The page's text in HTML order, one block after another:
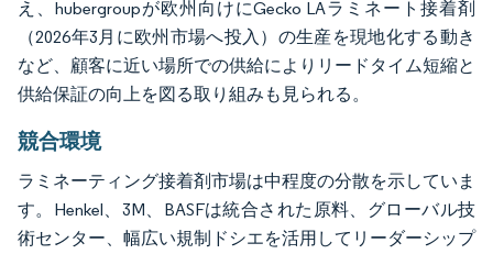
え、hubergroupが欧州向けにGecko LAラミネート接着剤
（2026年3月に欧州市場へ投入）の生産を現地化する動き
など、顧客に近い場所での供給によりリードタイム短縮と
供給保証の向上を図る取り組みも見られる。
競合環境
ラミネーティング接着剤市場は中程度の分散を示していま
す。Henkel、3M、BASFは統合された原料、グローバル技
術センター、幅広い規制ドシエを活用してリーダーシップ